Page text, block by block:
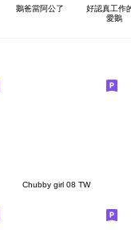
鵝爸當阿公了
好認真工作
愛鵝
Chubby girl 08 TW